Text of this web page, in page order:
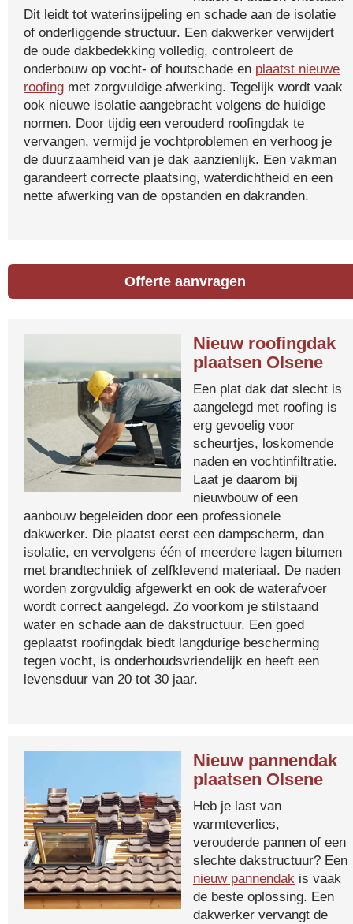
Dit leidt tot waterinsijpeling en schade aan de isolatie
of onderliggende structuur. Een dakwerker verwijdert
de oude dakbedekking volledig, controleert de
onderbouw op vocht- of houtschade en plaatst nieuwe
roofing met zorgvuldige afwerking. Tegelijk wordt vaak
ook nieuwe isolatie aangebracht volgens de huidige
normen. Door tijdig een verouderd roofingdak te
vervangen, vermijd je vochtproblemen en verhoog je
de duurzaamheid van je dak aanzienlijk. Een vakman
garandeert correcte plaatsing, waterdichtheid en een
nette afwerking van de opstanden en dakranden.
Offerte aanvragen
Nieuw roofingdak
plaatsen Olsene
Een plat dak dat slecht is
aangelegd met roofing is
erg gevoelig voor
scheurtjes, loskomende
naden en vochtinfiltratie.
Laat je daarom bij
nieuwbouw of een
aanbouw begeleiden door een professionele
dakwerker. Die plaatst eerst een dampscherm, dan
isolatie, en vervolgens één of meerdere lagen bitumen
met brandtechniek of zelfklevend materiaal. De naden
worden zorgvuldig afgewerkt en ook de waterafvoer
wordt correct aangelegd. Zo voorkom je stilstaand
water en schade aan de dakstructuur. Een goed
geplaatst roofingdak biedt langdurige bescherming
tegen vocht, is onderhoudsvriendelijk en heeft een
levensduur van 20 tot 30 jaar.
Nieuw pannendak
plaatsen Olsene
Heb je last van
warmteverlies,
verouderde pannen of een
slechte dakstructuur? Een
nieuw pannendak is vaak
de beste oplossing. Een
dakwerker vervangt de